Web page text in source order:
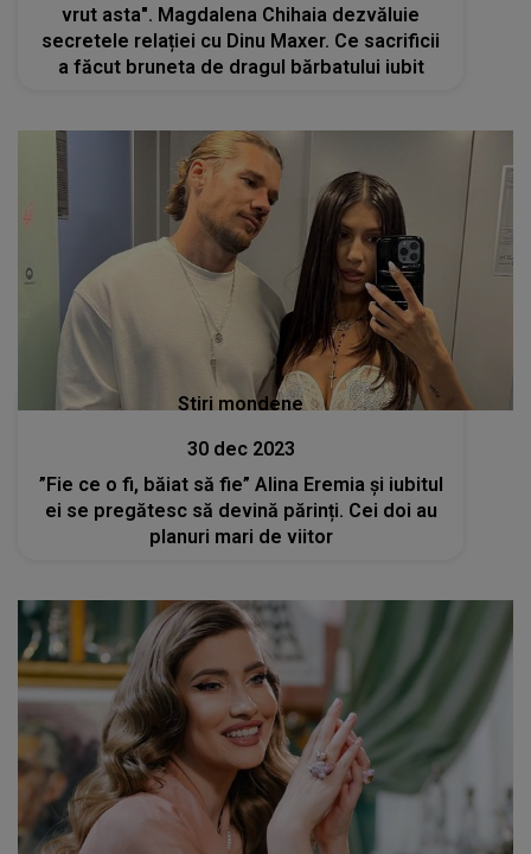
vrut asta". Magdalena Chihaia dezvăluie
secretele relației cu Dinu Maxer. Ce sacrificii
a făcut bruneta de dragul bărbatului iubit
Stiri mondene
30 dec 2023
”Fie ce o fi, băiat să fie” Alina Eremia și iubitul
ei se pregătesc să devină părinți. Cei doi au
planuri mari de viitor